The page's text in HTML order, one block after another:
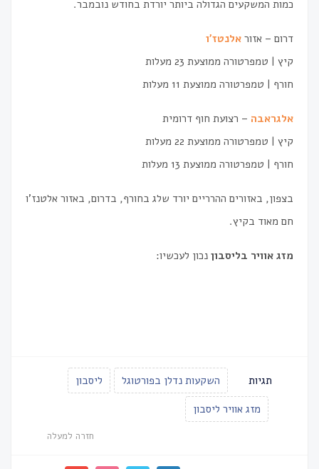
כמות המשקעים הגדולה ביותר יורדת בחודש נובמבר.
דרום – אזור אלנטז'ו
קיץ ׀ טמפרטורה ממוצעת 23 מעלות
חורף ׀ טמפרטורה ממוצעת 11 מעלות
אלגראבה – רצועת חוף דרומית
קיץ ׀ טמפרטורה ממוצעת 22 מעלות
חורף ׀ טמפרטורה ממוצעת 13 מעלות
בצפון, באזורים ההרריים יורד שלג בחורף, בדרום, באזור אלטנז'ו
חם מאוד בקיץ.
מזג אוויר בליסבון נכון לעכשיו:
תגיות השקעות נדלן בפורטוגל
ליסבון
מזג אוויר ליסבון
חזרה למעלה